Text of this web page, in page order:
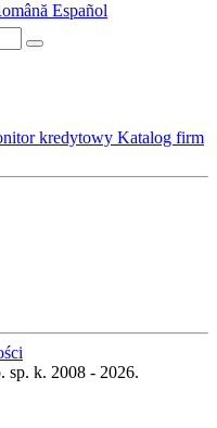
Español
kredytowy Katalog firm
k. 2008 - 2026.